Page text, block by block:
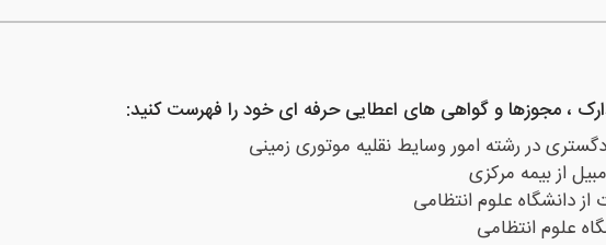
مدارک ، مجوزها و گواهی های اعطایی حرفه ای خود را فهرست کنید:
در رشته امور وسایط نقلیه موتوری زمینی
از بیمه مرکزی
دانشگاه علوم انتظامی
علوم انتظامی